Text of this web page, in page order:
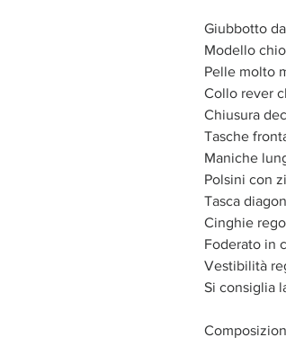
Giubbotto
Modello
Pelle molto
Collo rever
Chiusura
Tasche
Maniche
Polsini con
Tasca
Cinghie
Foderato in
Vestibilità
Si consiglia